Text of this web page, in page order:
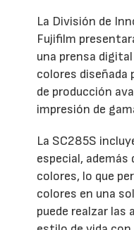
La División de
Fujifilm
una prensa
colores diseñada
de producción
impresión de
La SC285S
especial,
colores, lo que
colores en una
puede realzar